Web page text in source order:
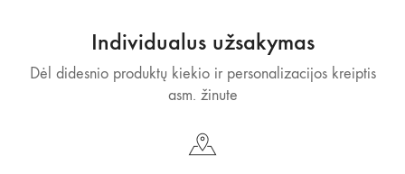
Individualus užsakymas
Dėl didesnio produktų kiekio ir personalizacijos kreiptis
asm. žinute